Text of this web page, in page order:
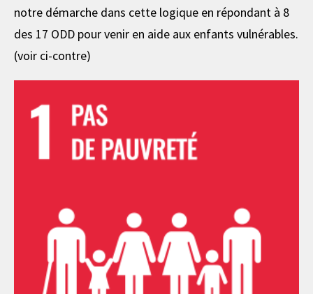
notre démarche dans cette logique en répondant à 8
des 17 ODD pour venir en aide aux enfants vulnérables.
(voir ci-contre)